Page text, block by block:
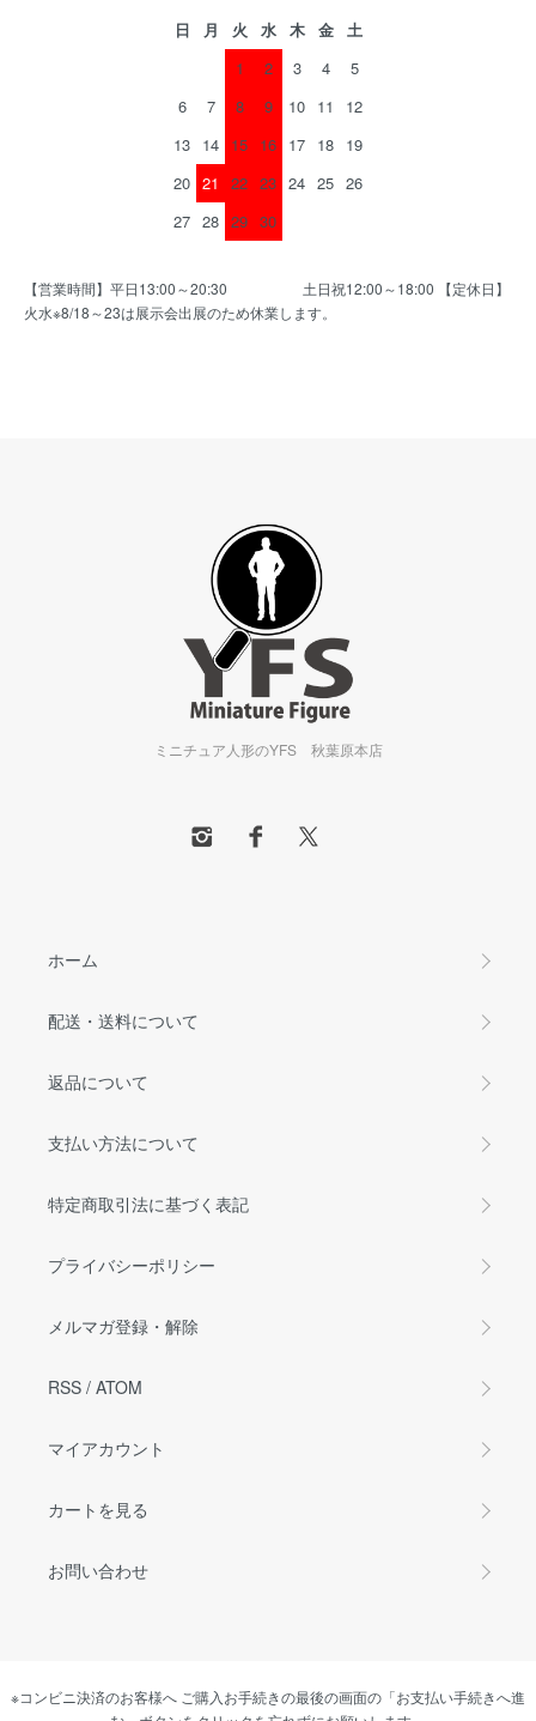
日 月 火 水 木 金
土
1
2 3 4
5
6
7 8 9 10 11
12
13 14 15 16 17 18 19
20 21 22 23 24 25 26
27 28 29 30
【営業時間】平日13:00～20:30 土日祝12:00～18:00 【定休日】
火水※8/18～23は展示会出展のため休業します。
ミニチュア人形のYFS 秋葉原本店
ホーム
配送・送料について
返品について
支払い方法について
特定商取引法に基づく表記
プライバシーポリシー
メルマガ登録・解除
RSS / ATOM
マイアカウント
カートを見る
お問い合わせ
※コンビニ決済のお客様へ ご購入お手続きの最後の画面の「お支払い手続きへ進